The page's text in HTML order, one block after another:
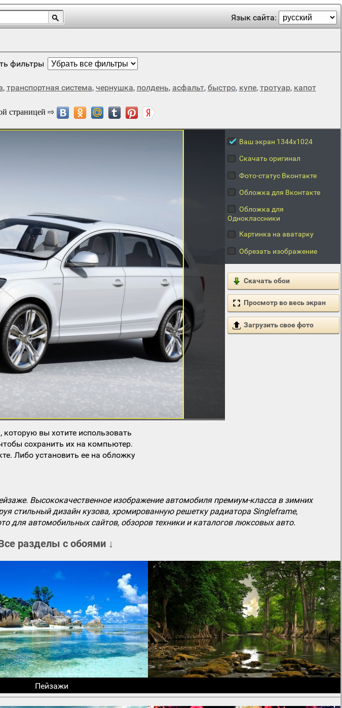
Язык сайта:
фильтры
, транспортная система, чернушка, полдень, асфальт, быстро, купе, тротуар, капот
Ваш экран 1344x1024
Скачать оригинал
Фото-статус Вконтакте
Обложка для Вконтакте
Обложка для
Одноклассники
Картинка на аватарку
Обрезать изображение
Скачать обои
Просмотр во весь экран
Загрузить свое фото
вы хотите использовать
сохранить их на компьютер.
Либо установить ее на обложку
Высококачественное изображение автомобиля премиум-класса в зимних
стильный дизайн кузова, хромированную решетку радиатора Singleframe,
для автомобильных сайтов, обзоров техники и каталогов люксовых авто.
разделы с обоями ↓
Пейзажи